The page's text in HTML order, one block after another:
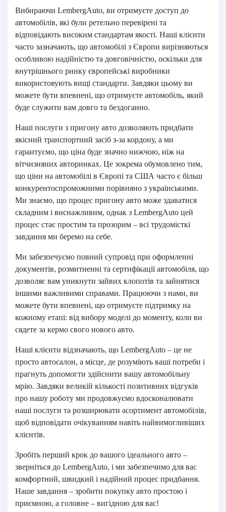
Вибираючи LembergAuto, ви отримуєте доступ до
автомобілів, які були ретельно перевірені та
відповідають високим стандартам якості. Наші клієнти
часто зазначають, що автомобілі з Європи вирізняються
особливою надійністю та довговічністю, оскільки для
внутрішнього ринку європейські виробники
використовують вищі стандарти. Завдяки цьому ви
можете бути впевнені, що отримуєте автомобіль, який
буде служити вам довго та бездоганно.
Наші послуги з пригону авто дозволяють придбати
якісний транспортний засіб з-за кордону, а ми
гарантуємо, що ціна буде значно нижчою, ніж на
вітчизняних авторинках. Це зокрема обумовлено тим,
що ціни на автомобілі в Європі та США часто є більш
конкурентоспроможними порівняно з українськими.
Ми знаємо, що процес пригону авто може здаватися
складним і виснажливим, однак з LembergAuto цей
процес стає простим та прозорим – всі трудомісткі
завдання ми беремо на себе.
Ми забезпечуємо повний супровід при оформленні
документів, розмитненні та сертифікації автомобіля, що
дозволяє вам уникнути зайвих клопотів та зайнятися
іншими важливими справами. Працюючи з нами, ви
можете бути впевнені, що отримуєте підтримку на
кожному етапі: від вибору моделі до моменту, коли ви
сядете за кермо свого нового авто.
Наші клієнти відзначають, що LembergAuto – це не
просто автосалон, а місце, де розуміють ваші потреби і
прагнуть допомогти здійснити вашу автомобільну
мрію. Завдяки великій кількості позитивних відгуків
про нашу роботу ми продовжуємо вдосконалювати
наші послуги та розширювати асортимент автомобілів,
щоб відповідати очікуванням навіть найвимогливіших
клієнтів.
Зробіть перший крок до вашого ідеального авто –
зверніться до LembergAuto, і ми забезпечимо для вас
комфортний, швидкий і надійний процес придбання.
Наше завдання – зробити покупку авто простою і
приємною, а головне – вигідною для вас!